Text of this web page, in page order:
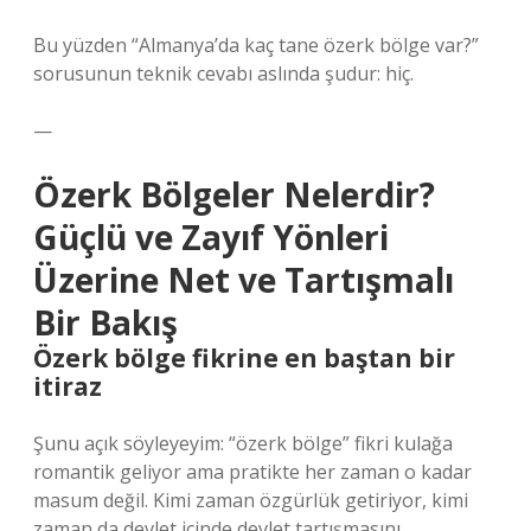
Bu yüzden “Almanya’da kaç tane özerk bölge var?”
sorusunun teknik cevabı aslında şudur: hiç.
—
Özerk Bölgeler Nelerdir?
Güçlü ve Zayıf Yönleri
Üzerine Net ve Tartışmalı
Bir Bakış
Özerk bölge fikrine en baştan bir
itiraz
Şunu açık söyleyeyim: “özerk bölge” fikri kulağa
romantik geliyor ama pratikte her zaman o kadar
masum değil. Kimi zaman özgürlük getiriyor, kimi